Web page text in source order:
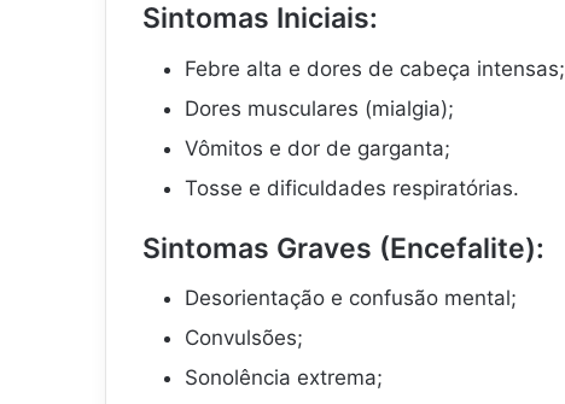
Sintomas Iniciais:
Febre alta e dores de cabeça intensas;
Dores musculares (mialgia);
Vômitos e dor de garganta;
Tosse e dificuldades respiratórias.
Sintomas Graves (Encefalite):
Desorientação e confusão mental;
Convulsões;
Sonolência extrema;